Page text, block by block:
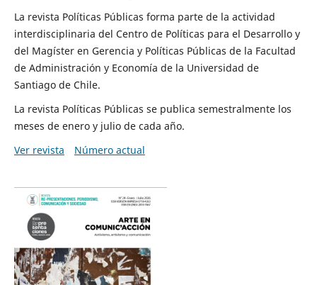
La revista Políticas Públicas forma parte de la actividad
interdisciplinaria del Centro de Políticas para el Desarrollo y
del Magíster en Gerencia y Políticas Públicas de la Facultad
de Administración y Economía de la Universidad de
Santiago de Chile.
La revista Políticas Públicas se publica semestralmente los
meses de enero y julio de cada año.
Ver revista
Número actual